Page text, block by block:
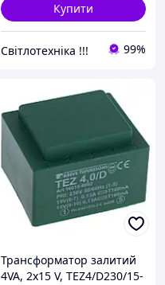
Купити
Світлотехніка !!! 99%
Трансформатор залитий
4VA, 2х15 V, TEZ4/D230/15-